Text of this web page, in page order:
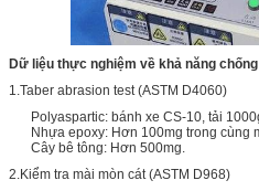
Dữ liệu thực nghiệm về khả năng
1.Taber abrasion test (ASTM D4060)
Polyaspartic: bánh xe CS-10, tải
Nhựa epoxy: Hơn 100mg trong cùng
Cây bê tông: Hơn 500mg.
2.Kiểm tra mài mòn cát (ASTM D968)